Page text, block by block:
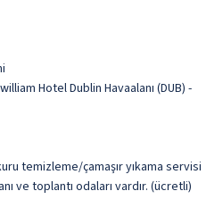
Hotel Dublin Havaalanı (DUB) -
temizleme/çamaşır yıkama servisi
ve toplantı odaları vardır. (ücretli)